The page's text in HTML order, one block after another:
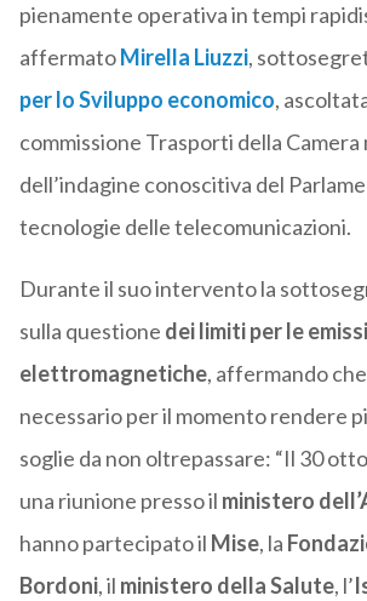
pienamente operativa in tempi
affermatoMirella Liuzzi,
per lo Sviluppo economico,
commissione Trasporti della Camera
dell’indagine conoscitiva del
tecnologie delle telecomunicazioni.
Durante il suo intervento la
sulla questione dei limiti per le
elettromagnetiche, affermando
necessario per il momento rendere
soglie da non oltrepassare: “Il 30
una riunione presso il ministero
hanno partecipato il Mise, la
Bordoni, il ministero della Salute, l’